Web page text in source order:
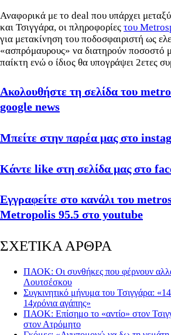
Αναφορικά με το deal που υπάρχει
και Τσιγγάρα, οι πληροφορίες του
για μετακίνηση του ποδοσφαιριστή ως
«ασπρόμαυρους» να διατηρούν ποσοστό
παίκτη ενώ ο ίδιος θα υπογράψει 2ετες
Ακολουθήστε τη σελίδα του
google news
Μπείτε στην παρέα μας στο
Κάντε like στη σελίδα μας στο
Εγγραφείτε στο κανάλι του
Metropolis 95.5 στο youtube
ΣΧΕΤΙΚΑ ΑΡΘΡΑ
ΠΑΟΚ: Οι συνθήκες που φέρνουν
Λουτσέσκου
Συγκινητικό μήνυμα του Τσιγγάρα:
14χρόνια αγάπης»
ΠΑΟΚ: Επίσημο το «αντίο» στον
στον Ατρόμητο